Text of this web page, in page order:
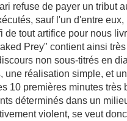
refuse de payer un tribut
sauf l'un d'entre
de tout artifice pour nous
Prey" contient ainsi
non sous-titrés en
une réalisation simple, et
10 premières minutes très
déterminés dans un
violent, se veut